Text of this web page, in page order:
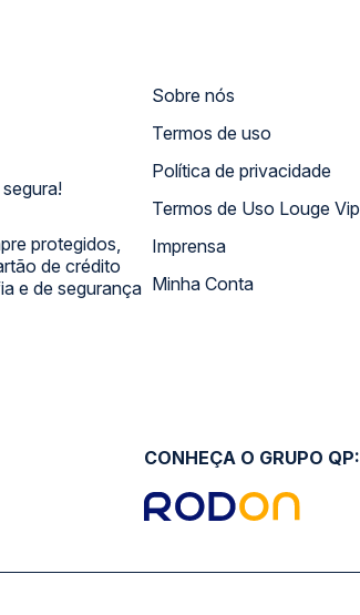
protegidos,
de crédito
e de segurança
Sobre nós
Termos de uso
Política de privacidade
Termos de Uso Louge Vip
Imprensa
Minha Conta
CONHEÇA O GRUPO QP: